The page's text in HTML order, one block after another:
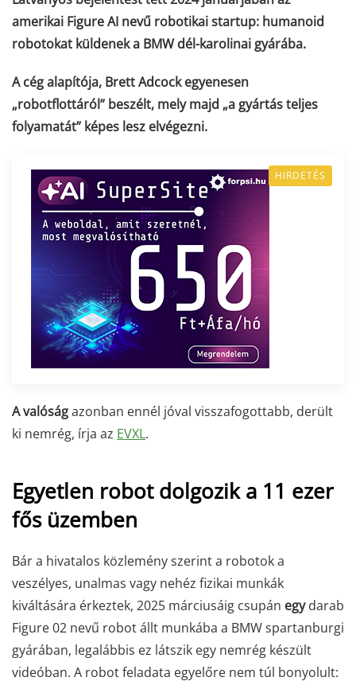
amerikai Figure AI nevű robotikai startup: humanoid
robotokat küldenek a BMW dél-karolinai gyárába.
A cég alapítója, Brett Adcock egyenesen
„robotflottáról” beszélt, mely majd „a gyártás teljes
folyamatát” képes lesz elvégezni.
HIRDETÉS
A valóságazonban ennél jóval visszafogottabb, derült
ki nemrég, írja az EVXL.
Egyetlen robot dolgozik a 11 ezer
fős üzemben
Bár a hivatalos közlemény szerint a robotok a
veszélyes, unalmas vagy nehéz fizikai munkák
kiváltására érkeztek, 2025 márciusáig csupán egydarab
Figure 02 nevű robot állt munkába a BMW spartanburgi
gyárában, legalábbis ez látszik egy nemrég készült
videóban. A robot feladata egyelőre nem túl bonyolult: